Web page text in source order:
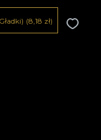
(8,18 zł)